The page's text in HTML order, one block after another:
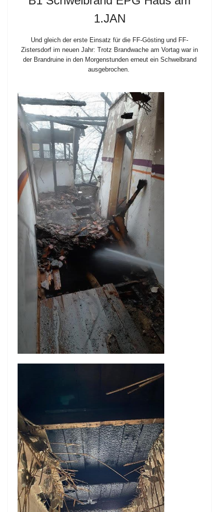
1.JAN
Und gleich der erste Einsatz für die FF-Gösting und FF-
Zistersdorf im neuen Jahr: Trotz Brandwache am Vortag war in
der Brandruine in den Morgenstunden erneut ein Schwelbrand
ausgebrochen.